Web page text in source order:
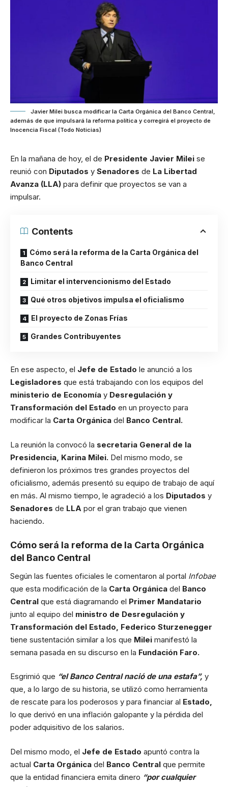
Javier Milei busca modificar la Carta Orgánica del Banco Central,
además de que impulsará la reforma política y corregirá el proyecto de
Inocencia Fiscal (Todo Noticias)
En la mañana de hoy, el de Presidente Javier Milei se
reunió con Diputados y Senadores de La Libertad
Avanza (LLA) para definir que proyectos se van a
impulsar.
Contents
Cómo será la reforma de la Carta Orgánica del
Banco Central
Limitar el intervencionismo del Estado
Qué otros objetivos impulsa el oficialismo
El proyecto de Zonas Frías
Grandes Contribuyentes
En ese aspecto, el Jefe de Estado le anunció a los
Legisladores que está trabajando con los equipos del
ministerio de Economía y Desregulación y
Transformación del Estado en un proyecto para
modificar la Carta Orgánica del Banco Central.
La reunión la convocó la secretaria General de la
Presidencia, Karina Milei. Del mismo modo, se
definieron los próximos tres grandes proyectos del
oficialismo, además presentó su equipo de trabajo de aquí
en más. Al mismo tiempo, le agradeció a los Diputados y
Senadores de LLA por el gran trabajo que vienen
haciendo.
Cómo será la reforma de la Carta Orgánica
del Banco Central
Según las fuentes oficiales le comentaron al portal Infobae
que esta modificación de la Carta Orgánica del Banco
Central que está diagramando el Primer Mandatario
junto al equipo del ministro de Desregulación y
Transformación del Estado, Federico Sturzenegger
tiene sustentación similar a los que Milei manifestó la
semana pasada en su discurso en la Fundación Faro.
Esgrimió que “el Banco Central nació de una estafa”, y
que, a lo largo de su historia, se utilizó como herramienta
de rescate para los poderosos y para financiar al Estado,
lo que derivó en una inflación galopante y la pérdida del
poder adquisitivo de los salarios.
Del mismo modo, el Jefe de Estado apuntó contra la
actual Carta Orgánica del Banco Central que permite
que la entidad financiera emita dinero “por cualquier